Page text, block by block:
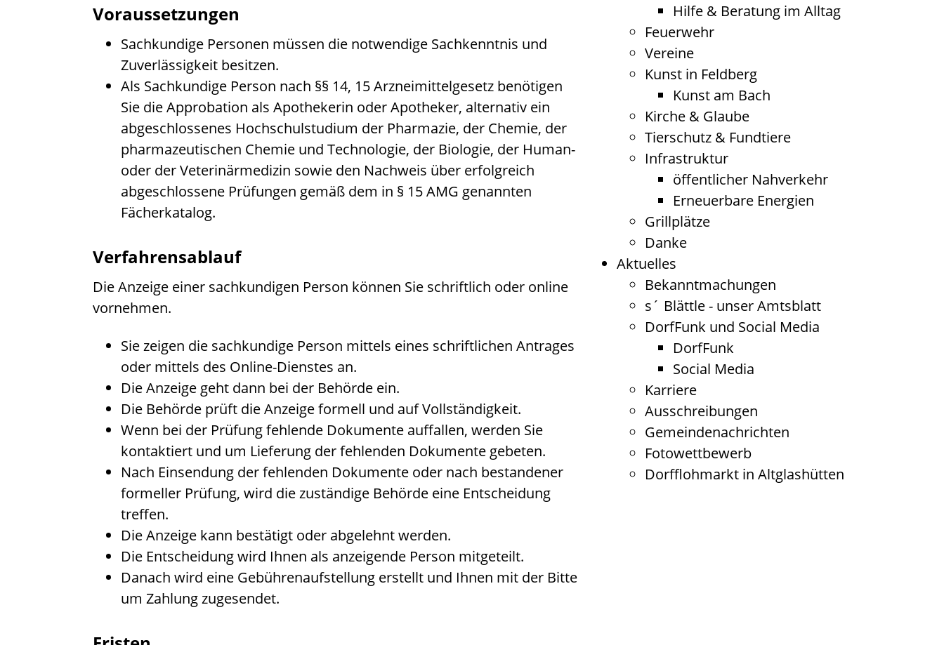
Hilfe & Beratung im Alltag
Feuerwehr
Vereine
Kunst in Feldberg
Kunst am Bach
Kirche & Glaube
Tierschutz & Fundtiere
Infrastruktur
öffentlicher Nahverkehr
Erneuerbare Energien
Grillplätze
Danke
Aktuelles
Bekanntmachungen
s´ Blättle - unser Amtsblatt
DorfFunk und Social Media
DorfFunk
Social Media
Karriere
Ausschreibungen
Gemeindenachrichten
Fotowettbewerb
Dorfflohmarkt in Altglashütten
Voraussetzungen
Sachkundige Personen müssen die notwendige Sachkenntnis und
Zuverlässigkeit besitzen.
Als Sachkundige Person nach §§ 14, 15 Arzneimittelgesetz benötigen
Sie die Approbation als Apothekerin oder Apotheker, alternativ ein
abgeschlossenes Hochschulstudium der Pharmazie, der Chemie, der
pharmazeutischen Chemie und Technologie, der Biologie, der Human-
oder der Veterinärmedizin sowie den Nachweis über erfolgreich
abgeschlossene Prüfungen gemäß dem in § 15 AMG genannten
Fächerkatalog.
Verfahrensablauf
Die Anzeige einer sachkundigen Person können Sie schriftlich oder online
vornehmen.
Sie zeigen die sachkundige Person mittels eines schriftlichen Antrages
oder mittels des Online-Dienstes an.
Die Anzeige geht dann bei der Behörde ein.
Die Behörde prüft die Anzeige formell und auf Vollständigkeit.
Wenn bei der Prüfung fehlende Dokumente auffallen, werden Sie
kontaktiert und um Lieferung der fehlenden Dokumente gebeten.
Nach Einsendung der fehlenden Dokumente oder nach bestandener
formeller Prüfung, wird die zuständige Behörde eine Entscheidung
treffen.
Die Anzeige kann bestätigt oder abgelehnt werden.
Die Entscheidung wird Ihnen als anzeigende Person mitgeteilt.
Danach wird eine Gebührenaufstellung erstellt und Ihnen mit der Bitte
um Zahlung zugesendet.